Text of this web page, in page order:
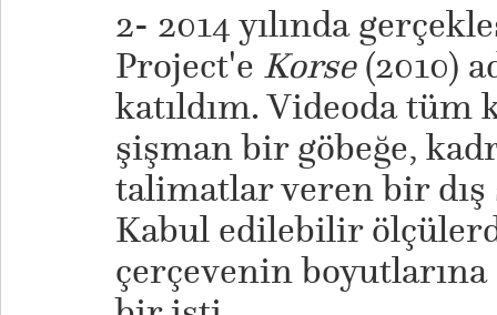
2- 2014 yılında
Project'e Korse(2010)
katıldım. Videoda tüm
şişman bir göbeğe,
talimatlar veren bir
Kabul edilebilir
çerçevenin